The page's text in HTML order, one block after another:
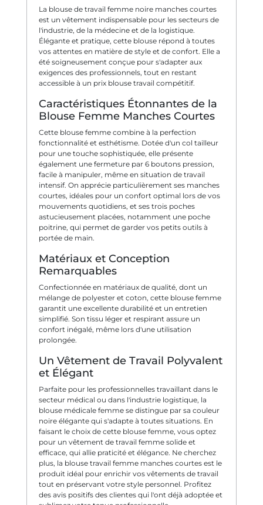
La blouse de travail femme noire manches courtes
est un vêtement indispensable pour les secteurs de
l'industrie, de la médecine et de la logistique.
Élégante et pratique, cette blouse répond à toutes
vos attentes en matière de style et de confort. Elle a
été soigneusement conçue pour s'adapter aux
exigences des professionnels, tout en restant
accessible à un prix blouse travail compétitif.
Caractéristiques Étonnantes de la
Blouse Femme Manches Courtes
Cette blouse femme combine à la perfection
fonctionnalité et esthétisme. Dotée d'un col tailleur
pour une touche sophistiquée, elle présente
également une fermeture par 6 boutons pression,
facile à manipuler, même en situation de travail
intensif. On apprécie particulièrement ses manches
courtes, idéales pour un confort optimal lors de vos
mouvements quotidiens, et ses trois poches
astucieusement placées, notamment une poche
poitrine, qui permet de garder vos petits outils à
portée de main.
Matériaux et Conception
Remarquables
Confectionnée en matériaux de qualité, dont un
mélange de polyester et coton, cette blouse femme
garantit une excellente durabilité et un entretien
simplifié. Son tissu léger et respirant assure un
confort inégalé, même lors d'une utilisation
prolongée.
Un Vêtement de Travail Polyvalent
et Élégant
Parfaite pour les professionnelles travaillant dans le
secteur médical ou dans l'industrie logistique, la
blouse médicale femme se distingue par sa couleur
noire élégante qui s'adapte à toutes situations. En
faisant le choix de cette blouse femme, vous optez
pour un vêtement de travail femme solide et
efficace, qui allie praticité et élégance. Ne cherchez
plus, la blouse travail femme manches courtes est le
produit idéal pour enrichir vos vêtements de travail
tout en préservant votre style personnel. Profitez
des avis positifs des clientes qui l'ont déjà adoptée et